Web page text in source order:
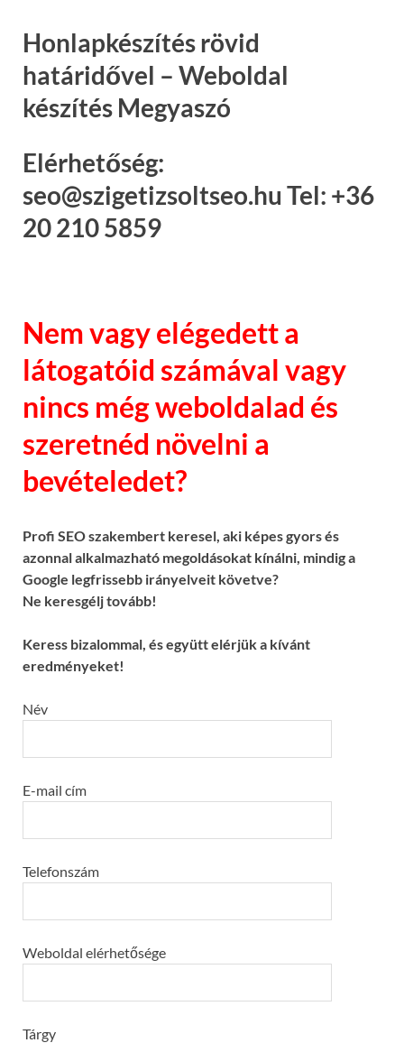
Honlapkészítés rövid
határidővel – Weboldal
készítés Megyaszó
Elérhetőség:
seo@szigetizsoltseo.hu Tel: +36
20 210 5859
Nem vagy elégedett a
látogatóid számával vagy
nincs még weboldalad és
szeretnéd növelni a
bevételedet?
Profi SEO szakembert keresel, aki képes gyors és
azonnal alkalmazható megoldásokat kínálni, mindig a
Google legfrissebb irányelveit követve?
Ne keresgélj tovább!
Keress bizalommal, és együtt elérjük a kívánt
eredményeket!
Név
E-mail cím
Telefonszám
Weboldal elérhetősége
Tárgy